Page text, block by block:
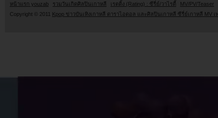
หน้าแรก youzab รวมวันเกิดศิลปินเกาหลี เรตติ้ง (Rating) : ซีรี่ย์/วาไรตี้
MV/PV/Teaser
Copyright © 2011 Kpop ข่าวบันเทิงเกาหลี ดาราไอดอล และศิลปินเกาหลี ซีรี่ย์เกาหลี MV